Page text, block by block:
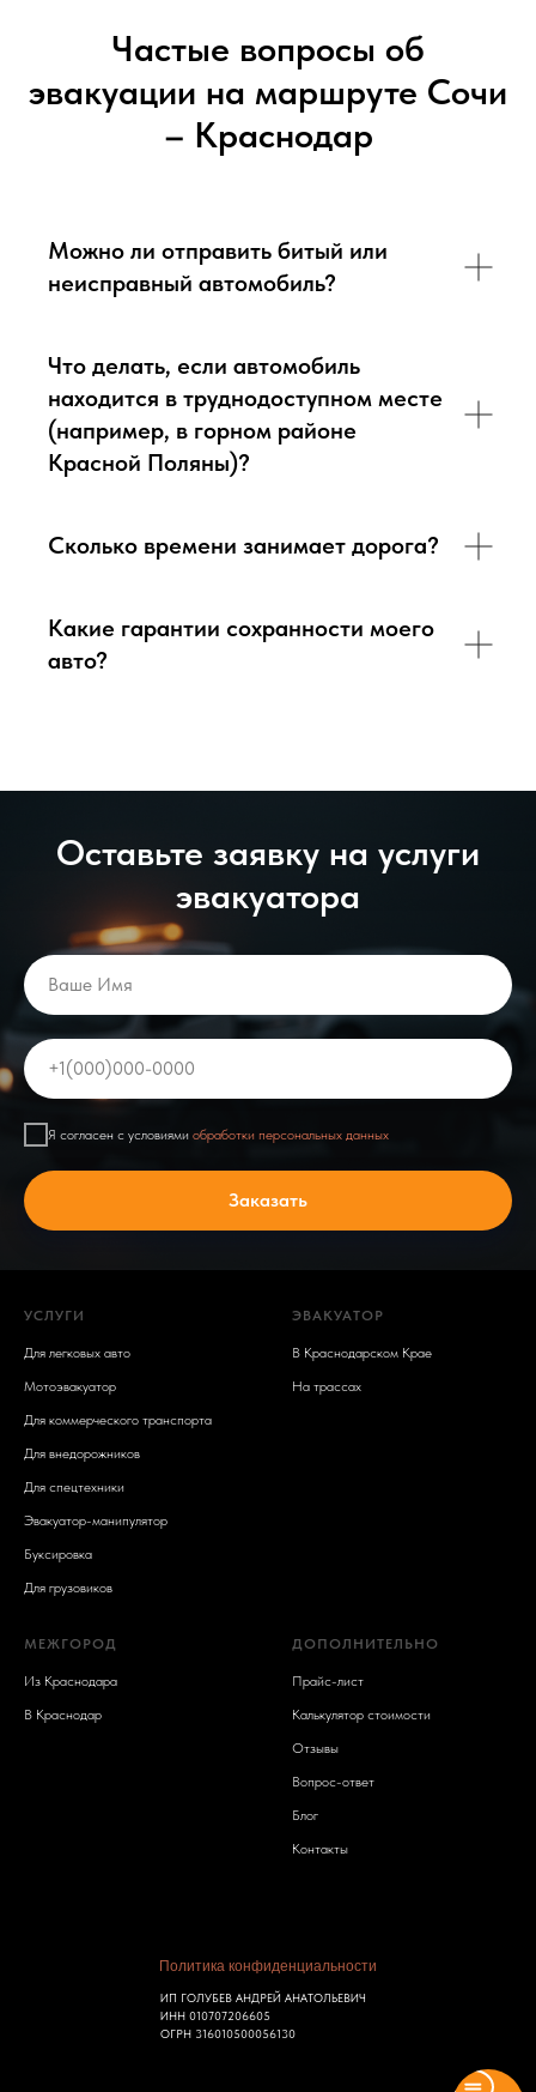
Частые вопросы об
эвакуации на маршруте Сочи
– Краснодар
Можно ли отправить битый или
неисправный автомобиль?
Что делать, если автомобиль
находится в труднодоступном месте
(например, в горном районе
Красной Поляны)?
Сколько времени занимает дорога?
Какие гарантии сохранности моего
авто?
Оставьте заявку на услуги
эвакуатора
Ваше Имя
+1(000)000-0000
Я согласен с условиями обработки персональных данных
Заказать
УСЛУГИ
Для легковых авто
Мотоэвакуатор
Для коммерческого транспорта
Для внедорожников
Для спецтехники
Эвакуатор-манипулятор
Буксировка
Для грузовиков
ЭВАКУАТОР
В Краснодарском Крае
На трассах
МЕЖГОРОД
Из Краснодара
В Краснодар
ДОПОЛНИТЕЛЬНО
Прайс-лист
Калькулятор стоимости
Отзывы
Вопрос-ответ
Блог
Контакты
Политика конфиденциальности
ИП ГОЛУБЕВ АНДРЕЙ АНАТОЛЬЕВИЧ
ИНН 010707206605
ОГРН 316010500056130